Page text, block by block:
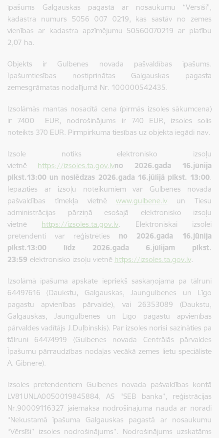
īpašums
Galgauskas pagastā ar nosaukumu “Vērsīši”,
kadastra numurs 5056 007 0219, kas sastāv no zemes
vienības ar kadastra apzīmējumu 50560070219 ar platību
2,07 ha.
Objekts ir Gulbenes novada pašvaldības īpašums.
Īpašumtiesības nostiprinātas Galgauskas pagasta
zemesgrāmatas nodalījumā Nr. 100000542435.
Izsolāmās mantas nosacītā cena (pirmās izsoles sākumcena)
ir 7400 EUR, nodrošinājums ir 740 EUR, izsoles solis
noteikts 370 EUR. Pirmpirkuma tiesības uz objekta iegādi nav.
Izsole notiks elektronisko izsoļu
vietnē https://izsoles.ta.gov.lvno 2026.gada 16.jūnija
plkst.13:00 un noslēdzas 2026.gada 16.jūlijā plkst. 13:00.
Iepazīties ar izsoļu noteikumiem var Gulbenes novada
pašvaldības tīmekļa vietnēwww.gulbene.lv un Tiesu
administrācijas pārziņā esošajā elektronisko izsoļu
vietnē https://izsoles.ta.gov.lv. Elektroniskai izsolei
pretendenti var reģistrēties no 2026.gada 16.jūnija
plkst.13:00 līdz 2026.gada 6.jūlijam plkst.
23:59 elektronisko izsoļu vietnē https://izsoles.ta.gov.lv.
Izsolāmā īpašuma apskate iepriekš saskaņojama pa tālruni
64497616 (Daukstu, Galgauskas, Jaungulbenes un Līgo
pagastu apvienības pārvalde), vai 26353089 (Daukstu,
Galgauskas, Jaungulbenes un Līgo pagastu apvienības
pārvaldes vadītājs J.Duļbinskis). Par izsoles norisi sazināties pa
tālruni 64474919 (Gulbenes novada Centrālās pārvaldes
Īpašumu pārraudzības nodaļas vecākā zemes lietu speciāliste
A. Gibnere).
Izsoles pretendentiem Gulbenes novada pašvaldības kontā
LV81UNLA0050019845884, AS “SEB banka”, reģistrācijas
Nr.90009116327 jāiemaksā nodrošinājuma nauda ar norādi
“Nekustamā īpašuma Galgauskas pagastā ar nosaukumu
“Vērsīši” izsoles nodrošinājums”. Nodrošinājums uzskatāms